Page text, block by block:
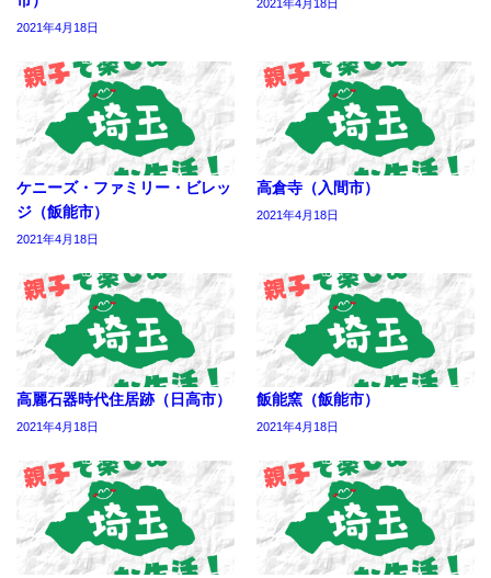
2021年4月18日
2021年4月18日
ケニーズ・ファミリー・ビレッ
ジ（飯能市）
2021年4月18日
高倉寺（入間市）
2021年4月18日
高麗石器時代住居跡（日高市）
2021年4月18日
飯能窯（飯能市）
2021年4月18日